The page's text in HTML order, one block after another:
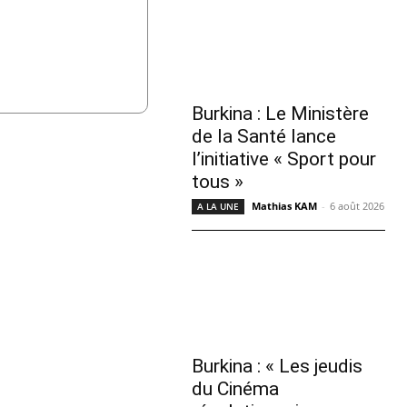
Burkina : Le Ministère
de la Santé lance
l’initiative « Sport pour
tous »
A LA UNE Mathias KAM - 6 août 2026
Burkina : « Les jeudis
du Cinéma